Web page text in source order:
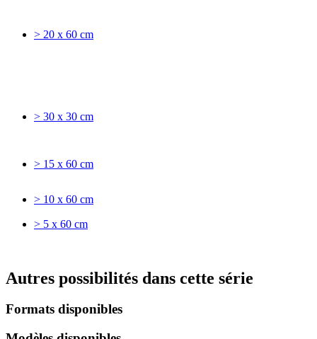
> 20 x 60 cm
> 30 x 30 cm
> 15 x 60 cm
> 10 x 60 cm
> 5 x 60 cm
Autres possibilités dans cette série
Formats disponibles